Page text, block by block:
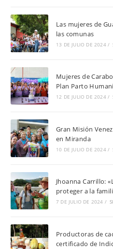
Las mujeres de
las comunas
13 DE JULIO DE 2024 /
Mujeres de
Plan Parto
12 DE JULIO DE 2024 /
Gran Misión
en Miranda
10 DE JULIO DE 2024 /
Jhoanna Carrillo:
proteger a la
7 DE JULIO DE 2024 /
Productoras de
certificado de